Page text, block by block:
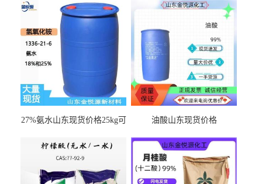
27%氨水山东现货价格25kg可
油酸山东现货价格